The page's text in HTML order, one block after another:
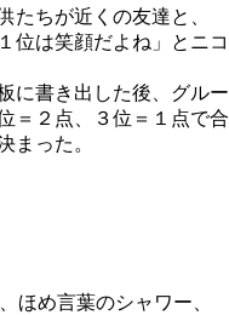
たちが近くの友達と、
位は笑顔だよね」とニコ
に書き出した後、グルー
＝２点、３位＝１点で合
まった。
ほめ言葉のシャワー、